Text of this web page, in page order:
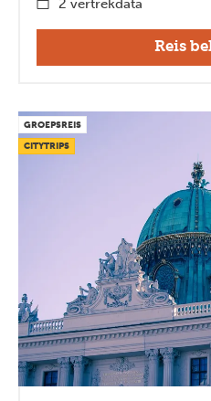
2 vertrekdata
Reis
GROEPSREIS
CITYTRIPS